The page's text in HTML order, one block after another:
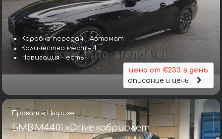
Коробка передач – Автомат
Количество мест – 4
Навигация – есть
цена от €233 в день
описание и цены
Прокат в Цюрихе
БМВ M440i xDrive кабриолет